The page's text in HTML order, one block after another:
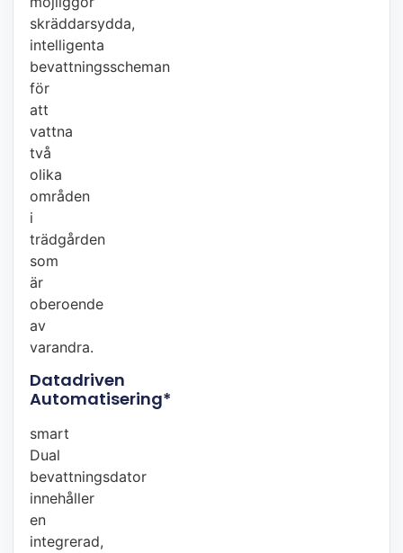
skräddarsydda,
intelligenta
bevattningsscheman
för
att
vattna
två
olika
områden
i
trädgården
som
är
oberoende
av
varandra.
Datadriven
Automatisering*
smart
Dual
bevattningsdator
innehåller
en
integrerad,